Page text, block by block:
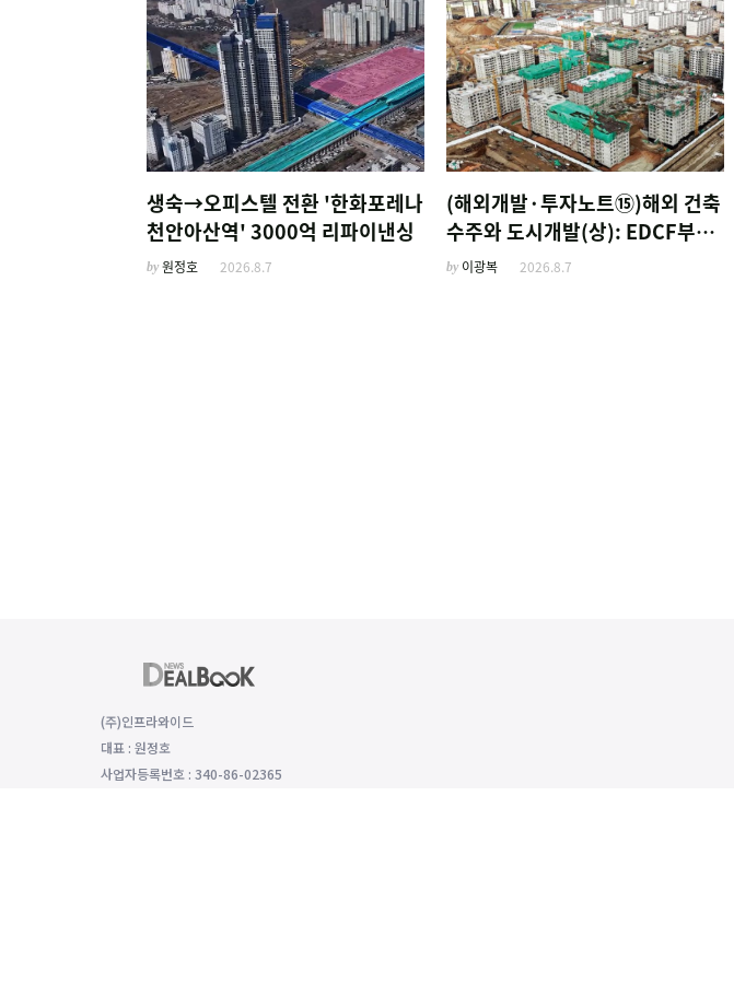
생숙→오피스텔 전환 '한화포레나
천안아산역' 3000억 리파이낸싱
by원정호 2026.8.7
(해외개발·투자노트⑮)해외 건축
수주와 도시개발(상): EDCF부터
계열사 진출 위한 복합시설까지
by 이광복 2026.8.7
(주)인프라와이드
대표 : 원정호
사업자등록번호 : 340-86-02365